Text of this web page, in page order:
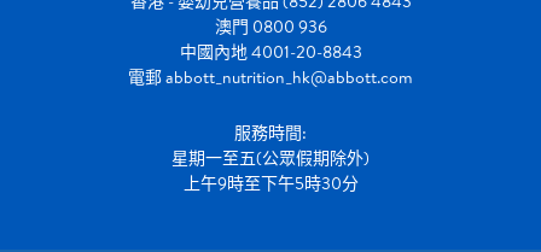
澳門 0800 936
中國內地 4001-20-8843
電郵abbott_nutrition_hk@abbott.com
服務時間:
星期一至五(公眾假期除外)
上午9時至下午5時30分